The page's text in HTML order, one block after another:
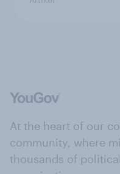
At the heart of our
community, where
thousands of